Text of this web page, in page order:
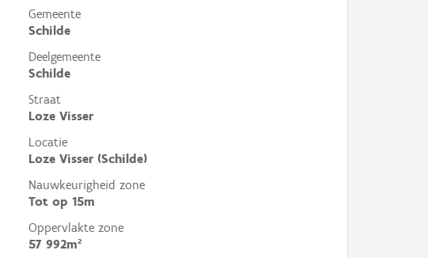
Gemeente
Schilde
Deelgemeente
Schilde
Straat
Loze Visser
Locatie
Loze Visser (Schilde)
Nauwkeurigheid zone
Tot op 15m
Oppervlakte zone
57 992m²